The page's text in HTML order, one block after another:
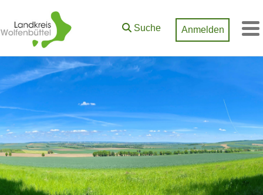
Zum Hauptinhalt springen
Suche Anmelden